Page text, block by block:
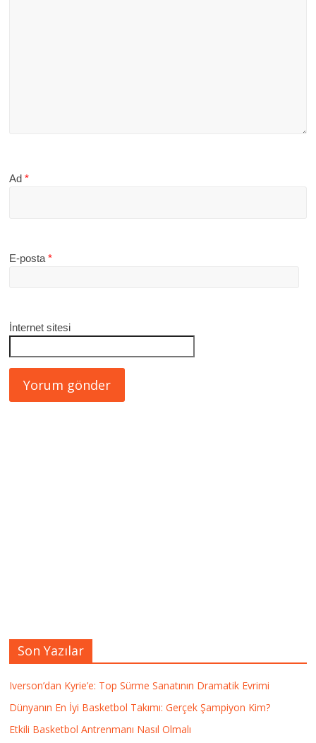
Ad*
E-posta*
İnternet sitesi
Son Yazılar
Iverson’dan Kyrie’e: Top Sürme Sanatının Dramatik Evrimi
Dünyanın En İyi Basketbol Takımı: Gerçek Şampiyon Kim?
Etkili Basketbol Antrenmanı Nasıl Olmalı